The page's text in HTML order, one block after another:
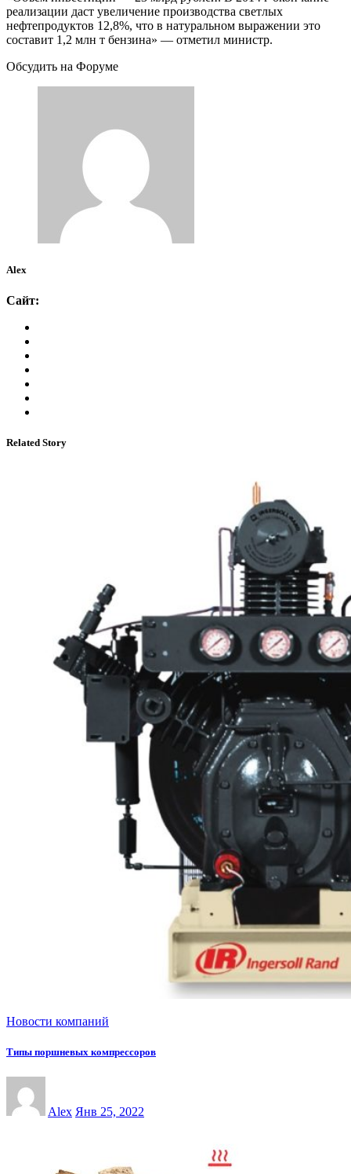
реализации даст увеличение производства светлых
нефтепродуктов 12,8%, что в натуральном выражении это
составит 1,2 млн т бензина» — отметил министр.
Обсудить на Форуме
Alex
Сайт:
Related Story
Новости компаний
Типы поршневых компрессоров
Alex Янв 25, 2022